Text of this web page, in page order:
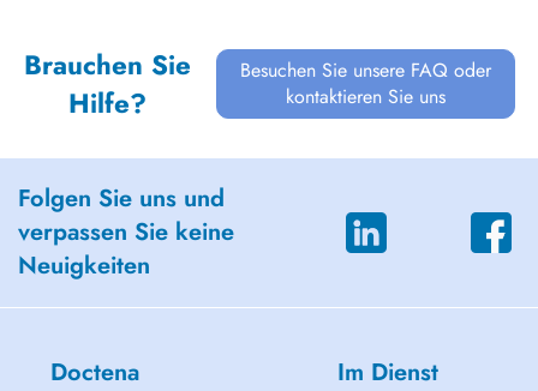
Brauchen Sie
Hilfe?
Besuchen Sie unsere FAQ oder
kontaktieren Sie uns
Folgen Sie uns und
verpassen Sie keine
Neuigkeiten
Doctena Im Dienst